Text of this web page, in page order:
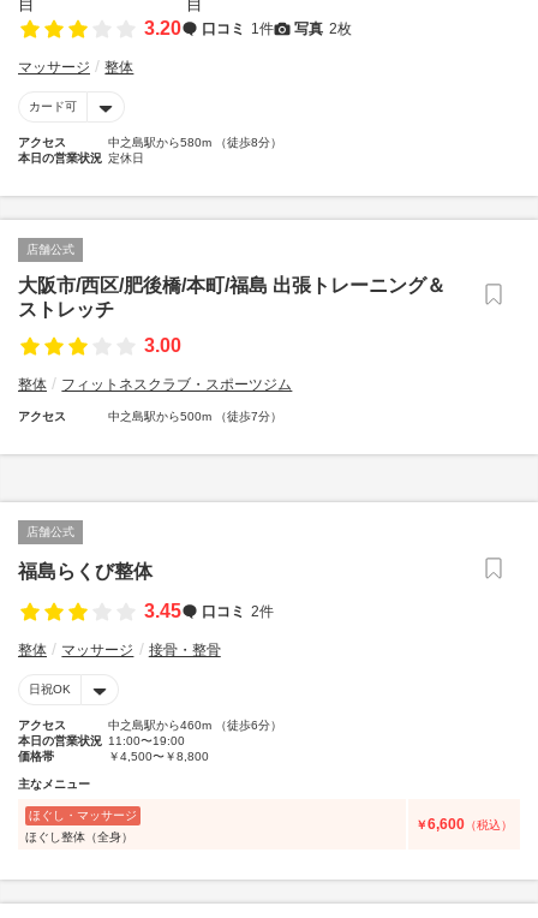
3.20 口コミ 1件 写真 2枚
マッサージ 整体
カード可
アクセス
中之島駅から580m （徒歩8分）
本日の営業状況 定休日
店舗公式
大阪市/西区/肥後橋/本町/福島 出張トレーニング＆
ストレッチ
3.00
整体 フィットネスクラブ・スポーツジム
アクセス 中之島駅から500m （徒歩7分）
店舗公式
福島らくび整体
3.45
口コミ 2件
整体 マッサージ 接骨・整骨
日祝OK
アクセス
中之島駅から460m （徒歩6分）
本日の営業状況 11:00〜19:00
価格帯
￥4,500〜￥8,800
主なメニュー
ほぐし・マッサージ
ほぐし整体（全身）
￥6,600 （税込）